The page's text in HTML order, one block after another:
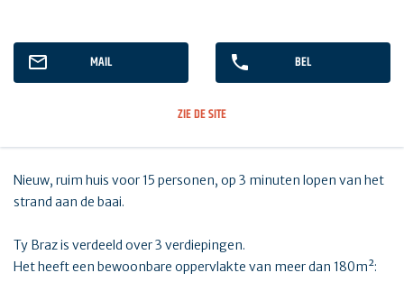
MAIL BEL
ZIE DE SITE
Nieuw, ruim huis voor 15 personen, op 3 minuten lopen van het
strand aan de baai.
Ty Braz is verdeeld over 3 verdiepingen.
Het heeft een bewoonbare oppervlakte van meer dan 180m²: